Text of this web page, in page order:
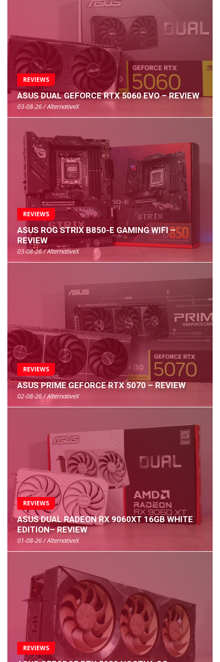
REVIEWS
ASUS DUAL GEFORCE RTX 5060 EVO – REVIEW
03-08-26 / AlternativeX
REVIEWS
ASUS ROG STRIX B850-E GAMING WIFI –
REVIEW
03-08-26 / AlternativeX
REVIEWS
ASUS PRIME GEFORCE RTX 5070 – REVIEW
02-08-26 / AlternativeX
REVIEWS
ASUS DUAL RADEON RX 9060XT 16GB WHITE
EDITION– REVIEW
01-08-26 / AlternativeX
REVIEWS